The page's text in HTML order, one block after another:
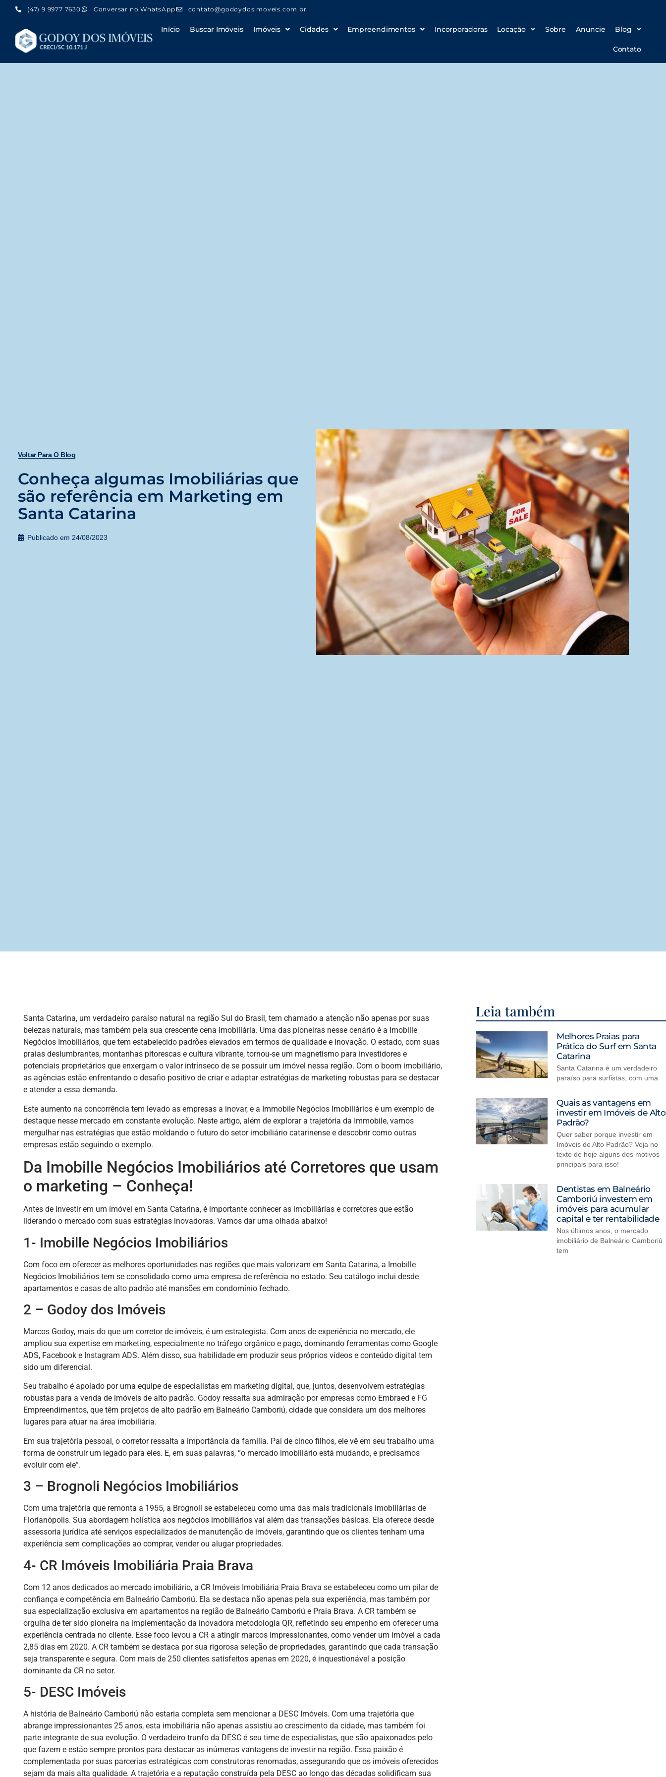
(47) 9 9977 7630 Conversar no WhatsApp contato@godoydosimoveis.com.br
Início Buscar Imóveis Imóveis Cidades Empreendimentos Incorporadoras Locação Sobre Anuncie Blog
Contato
Voltar Para O Blog
Conheça algumas Imobiliárias que
são referência em Marketing em
Santa Catarina
Publicado em 24/08/2023
Santa Catarina, um verdadeiro paraíso natural na região Sul do Brasil, tem chamado a atenção não apenas por suas
belezas naturais, mas também pela sua crescente cena imobiliária. Uma das pioneiras nesse cenário é a Imobille
Negócios Imobiliários, que tem estabelecido padrões elevados em termos de qualidade e inovação. O estado, com suas
praias deslumbrantes, montanhas pitorescas e cultura vibrante, tornou-se um magnetismo para investidores e
potenciais proprietários que enxergam o valor intrínseco de se possuir um imóvel nessa região. Com o boom imobiliário,
as agências estão enfrentando o desafio positivo de criar e adaptar estratégias de marketing robustas para se destacar
e atender a essa demanda.
Este aumento na concorrência tem levado as empresas a inovar, e a Immobile Negócios Imobiliários é um exemplo de
destaque nesse mercado em constante evolução. Neste artigo, além de explorar a trajetória da Immobile, vamos
mergulhar nas estratégias que estão moldando o futuro do setor imobiliário catarinense e descobrir como outras
empresas estão seguindo o exemplo.
Da Imobille Negócios Imobiliários até Corretores que usam
o marketing – Conheça!
Antes de investir em um imóvel em Santa Catarina, é importante conhecer as imobiliárias e corretores que estão
liderando o mercado com suas estratégias inovadoras. Vamos dar uma olhada abaixo!
1- Imobille Negócios Imobiliários
Com foco em oferecer as melhores oportunidades nas regiões que mais valorizam em Santa Catarina, a Imobille
Negócios Imobiliários tem se consolidado como uma empresa de referência no estado. Seu catálogo inclui desde
apartamentos e casas de alto padrão até mansões em condomínio fechado.
2 – Godoy dos Imóveis
Marcos Godoy, mais do que um corretor de imóveis, é um estrategista. Com anos de experiência no mercado, ele
ampliou sua expertise em marketing, especialmente no tráfego orgânico e pago, dominando ferramentas como Google
ADS, Facebook e Instagram ADS. Além disso, sua habilidade em produzir seus próprios vídeos e conteúdo digital tem
sido um diferencial.
Seu trabalho é apoiado por uma equipe de especialistas em marketing digital, que, juntos, desenvolvem estratégias
robustas para a venda de imóveis de alto padrão. Godoy ressalta sua admiração por empresas como Embraed e FG
Empreendimentos, que têm projetos de alto padrão em Balneário Camboriú, cidade que considera um dos melhores
lugares para atuar na área imobiliária.
Em sua trajetória pessoal, o corretor ressalta a importância da família. Pai de cinco filhos, ele vê em seu trabalho uma
forma de construir um legado para eles. E, em suas palavras, “o mercado imobiliário está mudando, e precisamos
evoluir com ele”.
3 – Brognoli Negócios Imobiliários
Com uma trajetória que remonta a 1955, a Brognoli se estabeleceu como uma das mais tradicionais imobiliárias de
Florianópolis. Sua abordagem holística aos negócios imobiliários vai além das transações básicas. Ela oferece desde
assessoria jurídica até serviços especializados de manutenção de imóveis, garantindo que os clientes tenham uma
experiência sem complicações ao comprar, vender ou alugar propriedades.
4- CR Imóveis Imobiliária Praia Brava
Com 12 anos dedicados ao mercado imobiliário, a CR Imóveis Imobiliária Praia Brava se estabeleceu como um pilar de
confiança e competência em Balneário Camboriú. Ela se destaca não apenas pela sua experiência, mas também por
sua especialização exclusiva em apartamentos na região de Balneário Camboriú e Praia Brava. A CR também se
orgulha de ter sido pioneira na implementação da inovadora metodologia QR, refletindo seu empenho em oferecer uma
experiência centrada no cliente. Esse foco levou a CR a atingir marcos impressionantes, como vender um imóvel a cada
2,85 dias em 2020. A CR também se destaca por sua rigorosa seleção de propriedades, garantindo que cada transação
seja transparente e segura. Com mais de 250 clientes satisfeitos apenas em 2020, é inquestionável a posição
dominante da CR no setor.
5- DESC Imóveis
A história de Balneário Camboriú não estaria completa sem mencionar a DESC Imóveis. Com uma trajetória que
abrange impressionantes 25 anos, esta imobiliária não apenas assistiu ao crescimento da cidade, mas também foi
parte integrante de sua evolução. O verdadeiro trunfo da DESC é seu time de especialistas, que são apaixonados pelo
que fazem e estão sempre prontos para destacar as inúmeras vantagens de investir na região. Essa paixão é
complementada por suas parcerias estratégicas com construtoras renomadas, assegurando que os imóveis oferecidos
sejam da mais alta qualidade. A trajetória e a reputação construída pela DESC ao longo das décadas solidificam sua
Leia também
Melhores Praias para
Prática do Surf em Santa
Catarina
Santa Catarina é um verdadeiro
paraíso para surfistas, com uma
Quais as vantagens em
investir em Imóveis de Alto
Padrão?
Quer saber porque investir em
Imóveis de Alto Padrão? Veja no
texto de hoje alguns dos motivos
principais para isso!
Dentistas em Balneário
Camboriú investem em
imóveis para acumular
capital e ter rentabilidade
Nos últimos anos, o mercado
imobiliário de Balneário Camboriú
tem